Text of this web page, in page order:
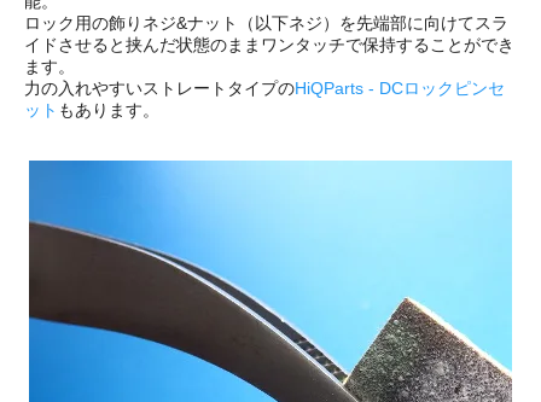
ロック用の飾りネジ&ナット（以下ネジ）を先端部に向けてスラ
イドさせると挟んだ状態のままワンタッチで保持することができ
ます。
力の入れやすいストレートタイプのHiQParts - DCロックピンセ
ット もあります。